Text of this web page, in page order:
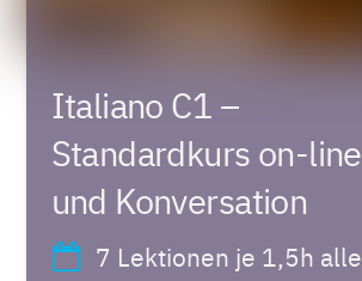
Italiano C1 –
Standardkurs on-line
und Konversation
7 Lektionen je 1,5h alle